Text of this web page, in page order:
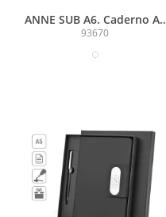
ANNE SUB A6. Caderno A6
com capa rígida, ideal para
sublimação
93670